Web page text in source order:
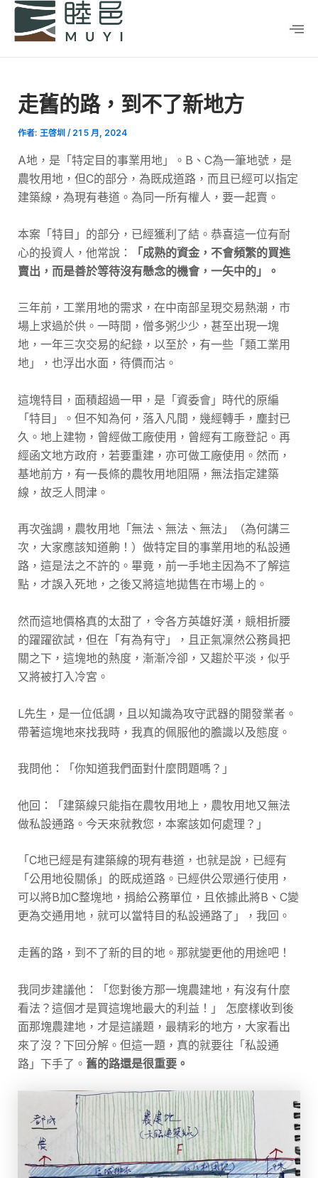
走舊的路，到不了新地方
作者: 王啓圳 / 21 5 月, 2024
A地，是「特定目的事業用地」。B、C為一筆地號，是
農牧用地，但C的部分，為既成道路，而且已經可以指定
建築線，為現有巷道。為同一所有權人，要一起賣。
本案「特目」的部分，已經獲利了結。恭喜這一位有耐
心的投資人，他常說：
「成熟的資金，不會頻繁的買進
賣出，而是善於等待沒有懸念的機會，一矢中的」。
三年前，工業用地的需求，在中南部呈現交易熱潮，市
場上求過於供。一時間，僧多粥少少，甚至出現一塊
地，一年三次交易的紀錄，以至於，有一些「類工業用
地」，也浮出水面，待價而沽。
這塊特目，面積超過一甲，是「資委會」時代的原編
「特目」。但不知為何，落入凡間，幾經轉手，塵封已
久。地上建物，曾經做工廠使用，曾經有工廠登記。再
經函文地方政府，若要重建，亦可做工廠使用。然而，
基地前方，有一長條的農牧用地阻隔，無法指定建築
線，故乏人問津。
再次強調，農牧用地「無法、無法、無法」（為何講三
次，大家應該知道齁！）做特定目的事業用地的私設通
路，這是法之不許的。畢竟，前一手地主因為不了解這
點，才誤入死地，之後又將這地拋售在市場上的。
然而這地價格真的太甜了，令各方英雄好漢，競相折腰
的躍躍欲試，但在「有為有守」，且正氣凜然公務員把
關之下，這塊地的熱度，漸漸冷卻，又趨於平淡，似乎
又將被打入冷宮。
L先生，是一位低調，且以知識為攻守武器的開發業者。
帶著這塊地來找我時，我真的佩服他的膽識以及態度。
我問他：「你知道我們面對什麼問題嗎？」
他回：「建築線只能指在農牧用地上，農牧用地又無法
做私設通路。今天來就教您，本案該如何處理？」
「C地已經是有建築線的現有巷道，也就是說，已經有
「公用地役關係」的既成道路。已經供公眾通行使用，
可以將B加C整塊地，捐給公務單位，且依據此將B、C變
更為交通用地，就可以當特目的私設通路了」，我回。
走舊的路，到不了新的目的地。那就變更他的用途吧！
我同步建議他：「您對後方那一塊農建地，有沒有什麼
看法？這個才是買這塊地最大的利益！」 怎麼樣收到後
面那塊農建地，才是這議題，最精彩的地方，大家看出
來了沒？下回分解。但這一題，真的就要往「私設通
路」下手了。 舊的路還是很重要。
Post
navigation